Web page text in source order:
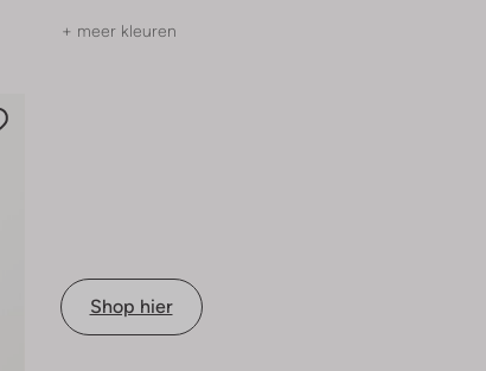
+ meer kleuren
Shop hier